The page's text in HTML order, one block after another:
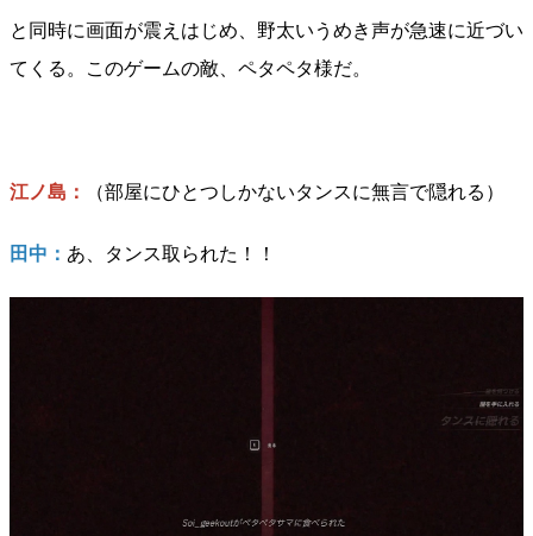
と同時に画面が震えはじめ、野太いうめき声が急速に近づい
てくる。このゲームの敵、ペタペタ様だ。
江ノ島： （部屋にひとつしかないタンスに無言で隠れる）
田中： あ、タンス取られた！！